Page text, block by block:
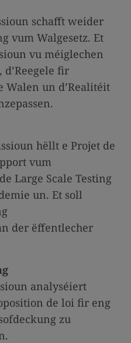
schafft weider
vum Walgesetz. Et
vu méiglechen
fir
Walen un d’Realitéit
hëllt e Projet de
vum
Large Scale Testing
un. Et soll
der ëffentlecher
analyséiert
de loi fir eng
zu